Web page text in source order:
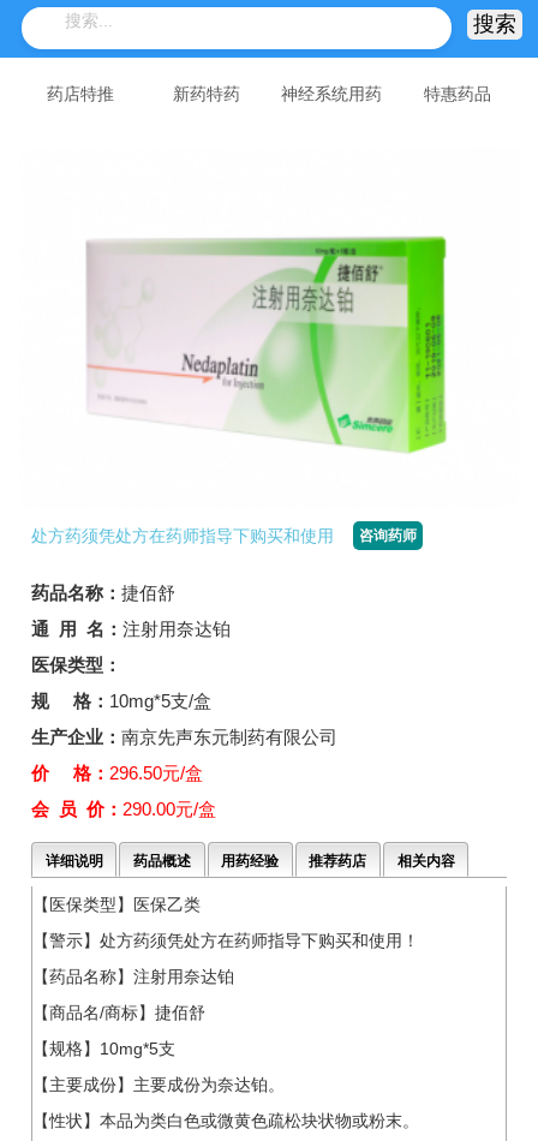
药店特推 新药特药 神经系统用药 特惠药品
处方药须凭处方在药师指导下购买和使用 咨询药师
药品名称： 捷佰舒
通 用 名： 注射用奈达铂
医保类型：
规 格： 10mg*5支/盒
生产企业： 南京先声东元制药有限公司
价 格： 296.50元/盒
会 员 价： 290.00元/盒
详细说明 药品概述 用药经验 推荐药店 相关内容
【医保类型】医保乙类
【警示】处方药须凭处方在药师指导下购买和使用！
【药品名称】注射用奈达铂
【商品名/商标】捷佰舒
【规格】10mg*5支
【主要成份】主要成份为奈达铂。
【性状】本品为类白色或微黄色疏松块状物或粉末。